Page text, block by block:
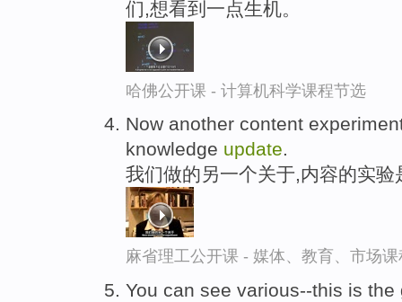
们,想看到一点生机。
哈佛公开课 - 计算机科学课程节选
Now another content
knowledge update.
我们做的另一个关于,内容的实验
麻省理工公开课 - 媒体、教育、市场
You can see various--this is